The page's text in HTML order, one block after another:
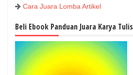
Cara Juara Lomba Artikel
Beli Ebook Panduan Juara Karya Tulis